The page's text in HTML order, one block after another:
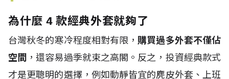
為什麼 4 款經典外套就夠了
台灣秋冬的寒冷程度相對有限， 購買過多外套不僅佔
空間 ，還容易過季就束之高閣。反之，投資經典款式
才是更聰明的選擇，例如動靜皆宜的麂皮外套、上班